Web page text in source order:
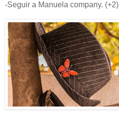
-Seguir a Manuela company. (+2)